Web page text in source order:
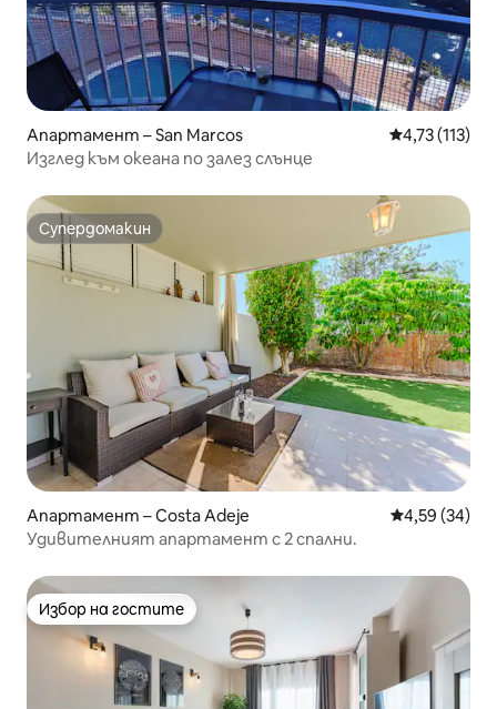
Апартамент – San Marcos Средна
4,73 (113)
Изглед към океана по залез слънце
Супердомакин
Супердомакин
Апартамент – Costa Adeje Средна
4,59 (34)
Удивителният апартамент с 2 спални.
Избор на гостите
Избор на гостите